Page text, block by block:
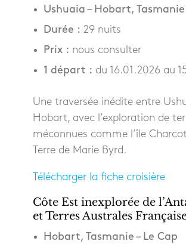
Ushuaia – Hobart, Tasmanie
Durée : 29 nuits
Prix : nous consulter
1 départ : du 16.01.2026 au
Une traversée inédite entre
Hobart, avec l’exploration de
méconnues comme l’île
Terre de Marie Byrd.
Télécharger la fiche croisière
Côte Est inexplorée de
et Terres Australes
Hobart, Tasmanie – Le Cap